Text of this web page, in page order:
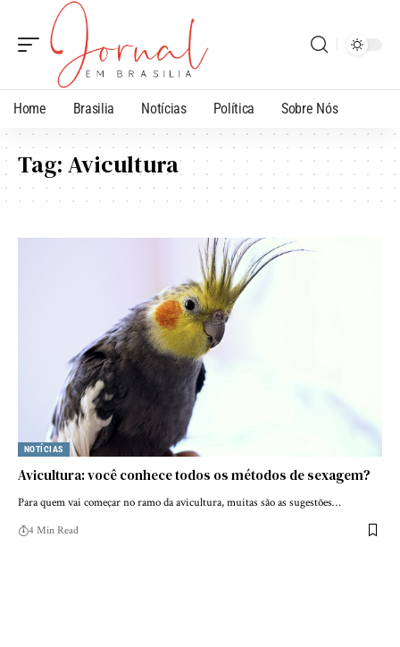
Home Brasilia Notícias Política Sobre Nós
Tag:Avicultura
NOTÍCIAS
Avicultura: você conhece todos os métodos de sexagem?
Para quem vai começar no ramo da avicultura, muitas são as sugestões…
4 Min Read